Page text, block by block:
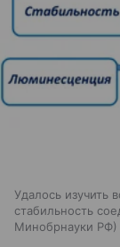
Удалось изучить
стабильность
Минобрнауки РФ